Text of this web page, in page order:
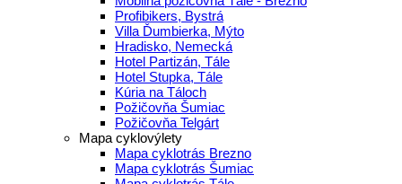
Profibikers, Bystrá
Villa Ďumbierka, Mýto
Hradisko, Nemecká
Hotel Partizán, Tále
Hotel Stupka, Tále
Kúria na Táloch
Požičovňa Šumiac
Požičovňa Telgárt
Mapa cyklovýlety
Mapa cyklotrás Brezno
Mapa cyklotrás Šumiac